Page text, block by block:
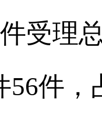
受理
56件